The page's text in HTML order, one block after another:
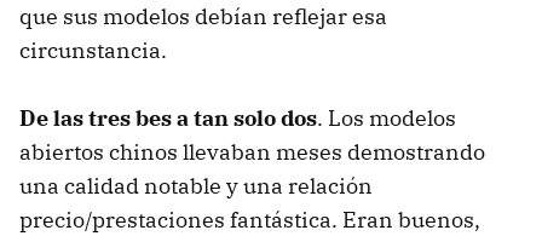
que sus modelos debían reflejar esa
circunstancia.
De las tres bes a tan solo dos. Los modelos
abiertos chinos llevaban meses demostrando
una calidad notable y una relación
precio/prestaciones fantástica. Eran buenos,